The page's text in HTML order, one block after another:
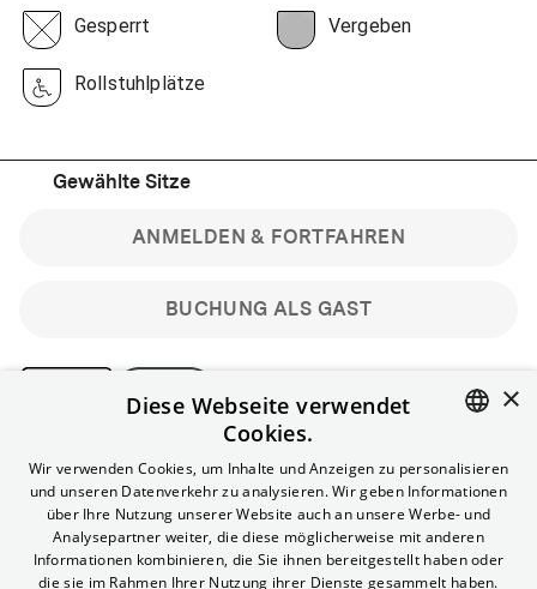
Gesperrt Vergeben
Rollstuhlplätze
Gewählte Sitze
BUCHUNG ALS GAST
ANMELDEN & FORTFAHREN
Bitte beachte: Gastbuchungen sind nicht stornierbar.
Registriere dich kostenlos für bis zu 90 min vor Filmbeginn
stornierbare Tickets für reguläre Vorstellungen.
Unlimited-Mitglied? Melde dich an, um deine Benefits
nutzen zu können.
ENGLISH
×
Diese Webseite verwendet
Cookies.
Wir verwenden Cookies, um Inhalte und Anzeigen zu personalisieren
und unseren Datenverkehr zu analysieren. Wir geben Informationen
über Ihre Nutzung unserer Website auch an unsere Werbe- und
Analysepartner weiter, die diese möglicherweise mit anderen
Informationen kombinieren, die Sie ihnen bereitgestellt haben oder
die sie im Rahmen Ihrer Nutzung ihrer Dienste gesammelt haben.